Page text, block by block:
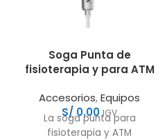
Soga Punta de
fisioterapia y para ATM
Accesorios,Equipos
S/ 0.00 IGV
La soga punta para
fisioterapia y ATM